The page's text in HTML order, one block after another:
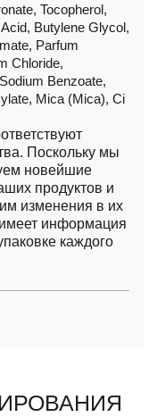
Tocopherol,
Butylene Glycol,
Parfum
Chloride,
Benzoate,
Mica (Mica), Ci
Поскольку мы
новейшие
продуктов и
изменения в их
информация
каждого